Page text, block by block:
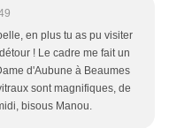
en plus tu as pu visiter
! Le cadre me fait un
d'Aubune à Beaumes
sont magnifiques, de
bisous Manou.